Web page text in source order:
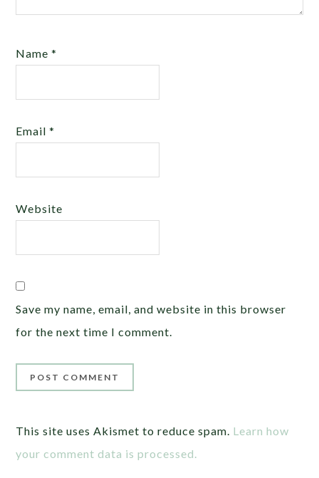
Name*
Email*
Website
Save my name, email, and website in this browser
for the next time I comment.
This site uses Akismet to reduce spam. Learn how
your comment data is processed.